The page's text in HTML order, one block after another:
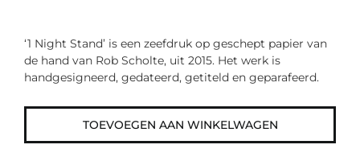
‘1 Night Stand’ is een zeefdruk op geschept papier van
de hand van Rob Scholte, uit 2015. Het werk is
handgesigneerd, gedateerd, getiteld en geparafeerd.
TOEVOEGEN AAN WINKELWAGEN